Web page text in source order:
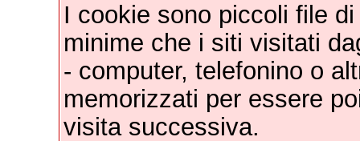
I cookie sono piccoli file
minime che i siti visitati
- computer, telefonino o
memorizzati per essere
visita successiva.